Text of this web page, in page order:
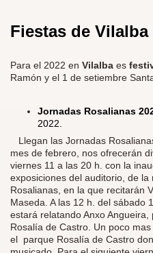
Fiestas de Vilalba
Para el 2022 en Vilalba es
Ramón y el 1 de setiembre
Jornadas Rosalianas
2022.
Llegan las Jornadas
mes de febrero, nos ofrecerán
viernes 11 a las 20 h. con la
exposiciones del auditorio, de la
Rosalianas, en la que recitarán
Maseda. A las 12 h. del sábado
estará relatando Anxo
Rosalía de Castro. Un poco
el parque Rosalía de Castro